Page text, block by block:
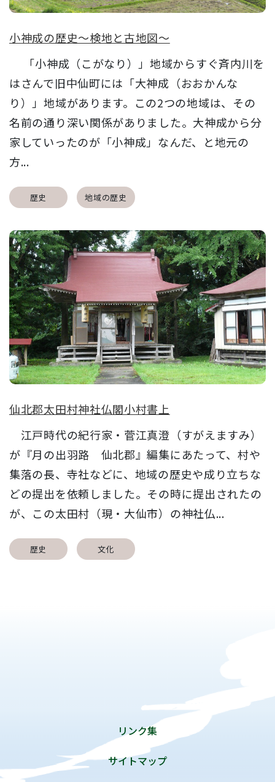
小神成の歴史～検地と古地図～
「小神成（こがなり）」地域からすぐ斉内川を
はさんで旧中仙町には「大神成（おおかんな
り）」地域があります。この2つの地域は、その
名前の通り深い関係がありました。大神成から分
家していったのが「小神成」なんだ、と地元の
方...
歴史 地域の歴史
仙北郡太田村神社仏閣小村書上
江戸時代の紀行家・菅江真澄（すがえますみ）
が『月の出羽路 仙北郡』編集にあたって、村や
集落の長、寺社などに、地域の歴史や成り立ちな
どの提出を依頼しました。その時に提出されたの
が、この太田村（現・大仙市）の神社仏...
歴史 文化
リンク集
サイトマップ